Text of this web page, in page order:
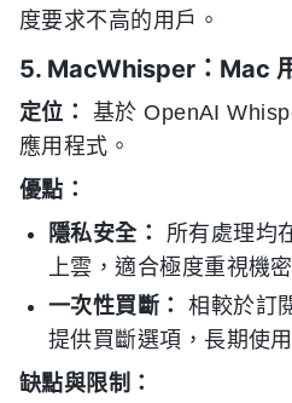
度要求不高的用戶。
5. MacWhisper：Mac
定位：
基於 OpenAI
應用程式。
優點：
隱私安全：
所有處理均
上雲，適合極度重視機
一次性買斷：
相較於訂
提供買斷選項，長期使
缺點與限制：